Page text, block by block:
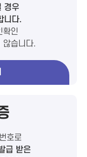
경우
니다.
확인
않습니다.
호로
급 받은